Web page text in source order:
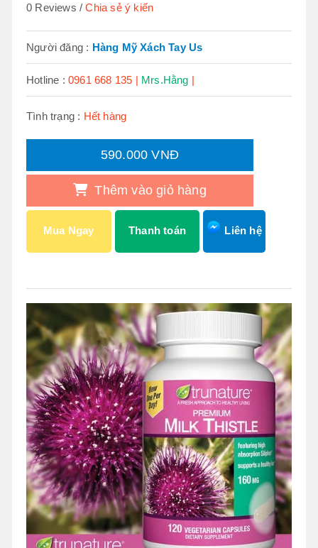
0 Reviews Chia sẻ ý kiến
Người đăng : Hàng Mỹ Xách Tay Us
Hotline :0961 668 135 | Mrs.Hằng |
Tình trạng : Hết hàng
590.000 VNĐ
Thêm vào giỏ hàng
Mua Ngay Thanh toán Liên hệ